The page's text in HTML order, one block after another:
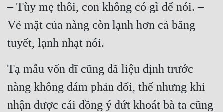
– Tùy mẹ thôi, con không có gì để nói. –
Vẻ mặt của nàng còn lạnh hơn cả băng
tuyết, lạnh nhạt nói.
Tạ mẫu vốn dĩ cũng đã liệu định trước
nàng không dám phản đối, thế nhưng khi
nhận được cái đồng ý dứt khoát bà ta cũng